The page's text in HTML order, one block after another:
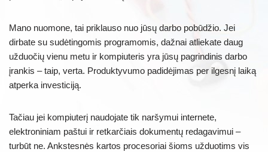
Mano nuomone, tai priklauso nuo jūsų darbo pobūdžio. Jei
dirbate su sudėtingomis programomis, dažnai atliekate daug
užduočių vienu metu ir kompiuteris yra jūsų pagrindinis darbo
įrankis – taip, verta. Produktyvumo padidėjimas per ilgesnį laiką
atperka investiciją.
Tačiau jei kompiuterį naudojate tik naršymui internete,
elektroniniam paštui ir retkarčiais dokumentų redagavimui –
turbūt ne. Ankstesnės kartos procesoriai šioms užduotims vis